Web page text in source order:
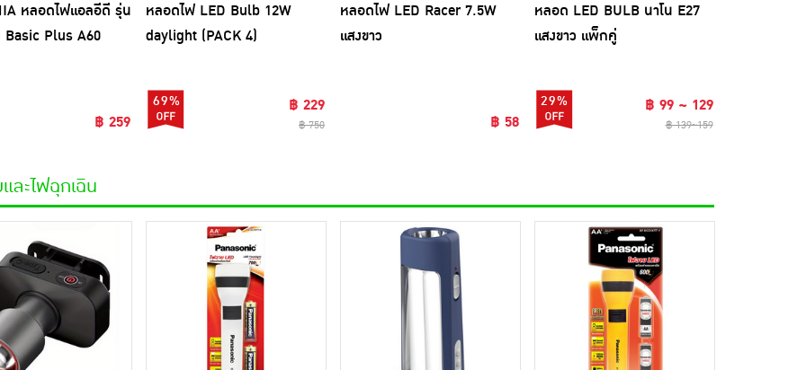
หลอดไฟแอลอีดี รุ่น
Basic Plus A60
฿ 259
หลอดไฟ LED Bulb 12W
daylight (PACK 4)
69% ฿ 229
฿ 750
หลอดไฟ LED Racer 7.5W
แสงขาว
฿ 58
หลอด LED BULB นาโน E27
แสงขาว แพ็กคู่
29% ฿ 99 ~ 129
฿ 139~159
ละไฟฉุกเฉิน